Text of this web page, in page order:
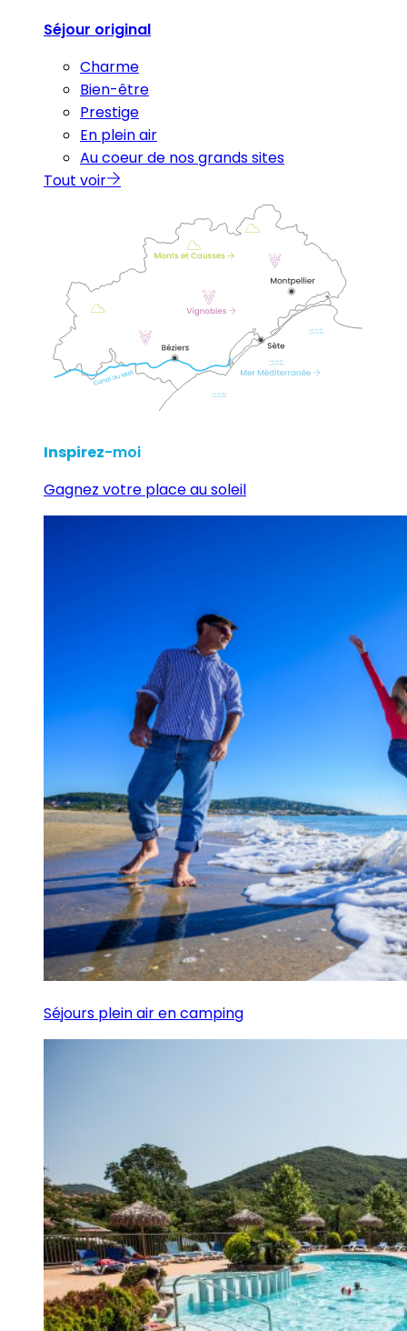
Séjour original
Charme
Bien-être
Prestige
En plein air
Au coeur de nos grands sites
Tout voir
Inspirez-moi
Gagnez votre place au soleil
Séjours plein air en camping